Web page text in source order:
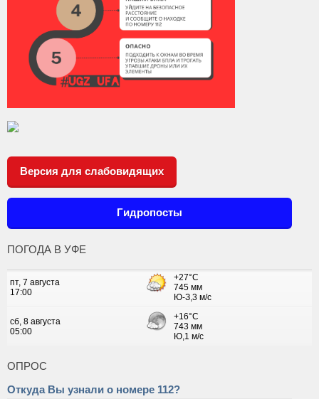
Версия для слабовидящих
Гидропосты
ПОГОДА В УФЕ
ОПРОС
Откуда Вы узнали о номере 112?